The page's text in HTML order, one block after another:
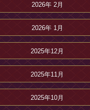
2026年 2月
2026年 1月
2025年12月
2025年11月
2025年10月